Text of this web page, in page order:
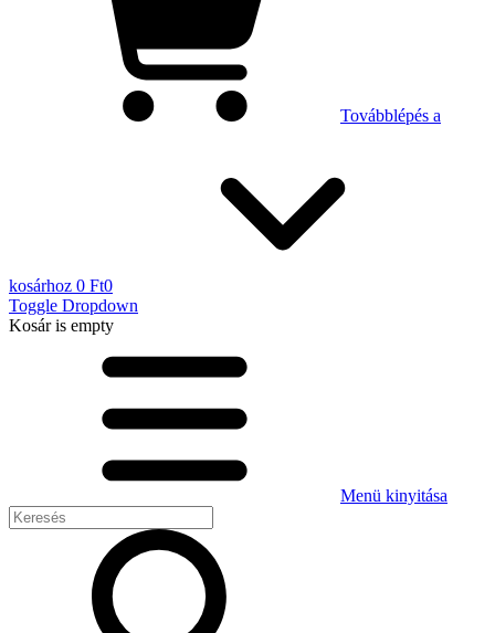
Továbblépés a
kosárhoz 0 Ft0
Toggle Dropdown
Kosáris empty
Menü kinyitása